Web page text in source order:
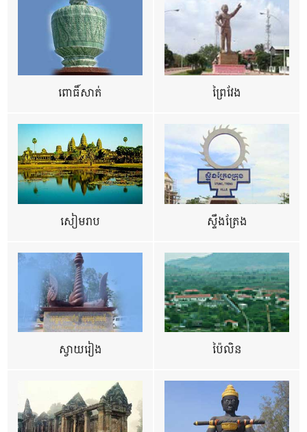
ពោធិ៍សាត់ ព្រៃវែង
សៀមរាប ស្ទឹងត្រែង
ស្វាយរៀង ប៉ៃលិន